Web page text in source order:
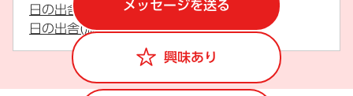
日の出舎(生活介護[総合支援法])
日の出舎(施設入所支援[総合支援法])
メッセージを送る
興味あり